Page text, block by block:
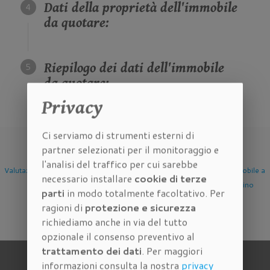
Dati della proprietà dell'immobile
da quotare:
Riepilogo dei dati dell'immobile
da quotare:
Valutazione Immobile a
Firenze
Valutazione Immobile a
Scandicci
Valutazione Immobile a
Sesto Fiorentino
Privacy
Ci serviamo di strumenti esterni di
partner selezionati per il monitoraggio e
l'analisi del traffico per cui sarebbe
necessario installare cookie di terze
parti in modo totalmente facoltativo. Per
ragioni di protezione e sicurezza
richiediamo anche in via del tutto
opzionale il consenso preventivo al
trattamento dei dati. Per maggiori
informazioni consulta la nostra privacy